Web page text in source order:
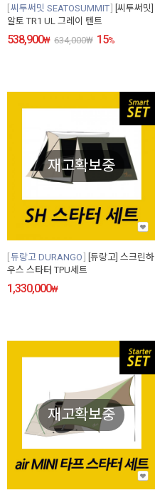
씨투써밋 SEATOSUMMIT
[씨투써밋]
알토 TR1 UL 그레이 텐트
538,900₩ 634,000₩ 15%
재고확보중
듀랑고 DURANGO
[듀랑고] 스크린하
우스 스타터 TPU세트
1,330,000₩
재고확보중